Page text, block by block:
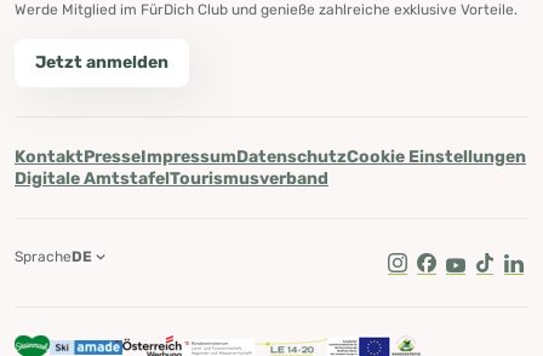
Werde Mitglied im FürDich Club und genieße zahlreiche exklusive Vorteile.
Jetzt anmelden
KontaktPresseImpressumDatenschutzCookie Einstellungen
Digitale AmtstafelTourismusverband
Instagram
Facebook
Youtube
Tik Tok
SpracheDE